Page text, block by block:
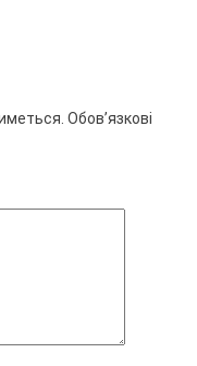
Обов’язкові